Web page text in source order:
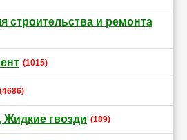
строительства и ремонта
(1015)
(4686)
Жидкие гвозди (189)